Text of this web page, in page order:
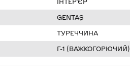
GENTAŞ
ТУРЕЧЧИНА
Г-1 (ВАЖКОГОРЮЧИЙ)